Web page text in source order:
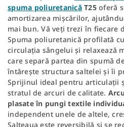
spuma poliuretanicăT25oferă
amortizarea mișcărilor,
mai bun. Vă veți trezi în fiecare
Spuma poliuretanică profilată
circulația sângelui și relaxează
care separă partea din spumă
întărește structura saltelei și îi
Sprijinul ideal pentru articulații
stratul de arcuri de calitate.
plasate în pungi textile
independent unele de altele,
Salteaua este reversibilă și se